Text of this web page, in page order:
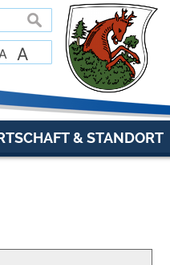
suchen
A
& STANDORT